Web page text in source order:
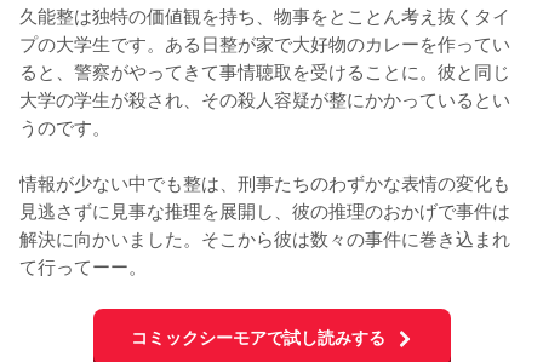
久能整は独特の価値観を持ち、物事をとことん考え抜くタイ
プの大学生です。ある日整が家で大好物のカレーを作ってい
ると、警察がやってきて事情聴取を受けることに。彼と同じ
大学の学生が殺され、その殺人容疑が整にかかっているとい
うのです。
情報が少ない中でも整は、刑事たちのわずかな表情の変化も
見逃さずに見事な推理を展開し、彼の推理のおかげで事件は
解決に向かいました。そこから彼は数々の事件に巻き込まれ
て行ってーー。
コミックシーモアで試し読みする